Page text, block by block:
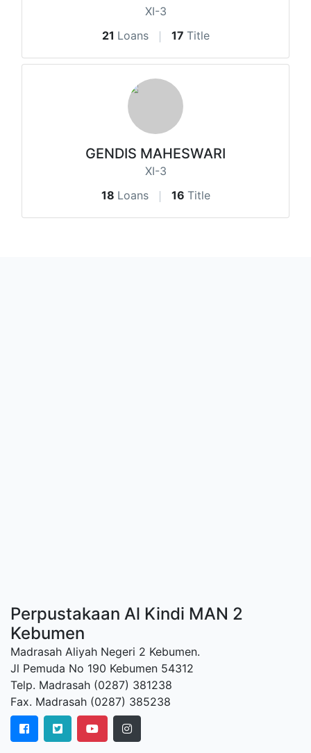
XI-3
21 Loans 17 Title
GENDIS MAHESWARI
XI-3
18 Loans 16 Title
Perpustakaan Al Kindi MAN 2
Kebumen
Madrasah Aliyah Negeri 2 Kebumen.
Jl Pemuda No 190 Kebumen 54312
Telp. Madrasah (0287) 381238
Fax. Madrasah (0287) 385238